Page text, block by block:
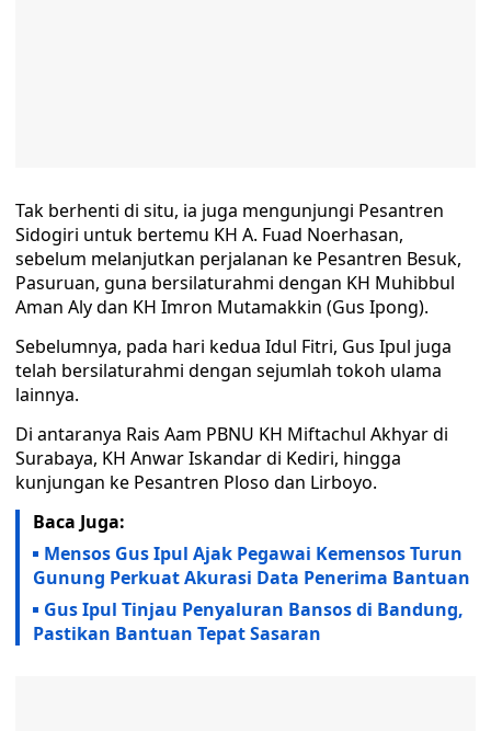
Tak berhenti di situ, ia juga mengunjungi Pesantren
Sidogiri untuk bertemu KH A. Fuad Noerhasan,
sebelum melanjutkan perjalanan ke Pesantren Besuk,
Pasuruan, guna bersilaturahmi dengan KH Muhibbul
Aman Aly dan KH Imron Mutamakkin (Gus Ipong).
Sebelumnya, pada hari kedua Idul Fitri, Gus Ipul juga
telah bersilaturahmi dengan sejumlah tokoh ulama
lainnya.
Di antaranya Rais Aam PBNU KH Miftachul Akhyar di
Surabaya, KH Anwar Iskandar di Kediri, hingga
kunjungan ke Pesantren Ploso dan Lirboyo.
Baca Juga:
Mensos Gus Ipul Ajak Pegawai Kemensos Turun
Gunung Perkuat Akurasi Data Penerima Bantuan
Gus Ipul Tinjau Penyaluran Bansos di Bandung,
Pastikan Bantuan Tepat Sasaran